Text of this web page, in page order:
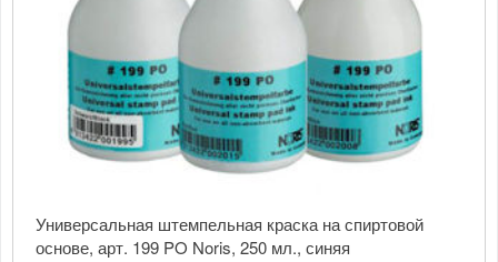
Универсальная штемпельная краска на спиртовой
основе, арт. 199 PO Noris, 250 мл., синяя